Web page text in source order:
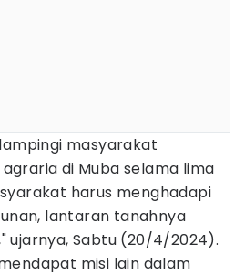
masyarakat
di Muba selama lima
harus menghadapi
lantaran tanahnya
ujarnya, Sabtu (20/4/2024).
misi lain dalam